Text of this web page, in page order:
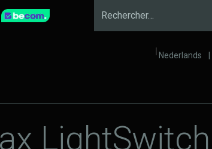
Nederlands |
LightSwitch